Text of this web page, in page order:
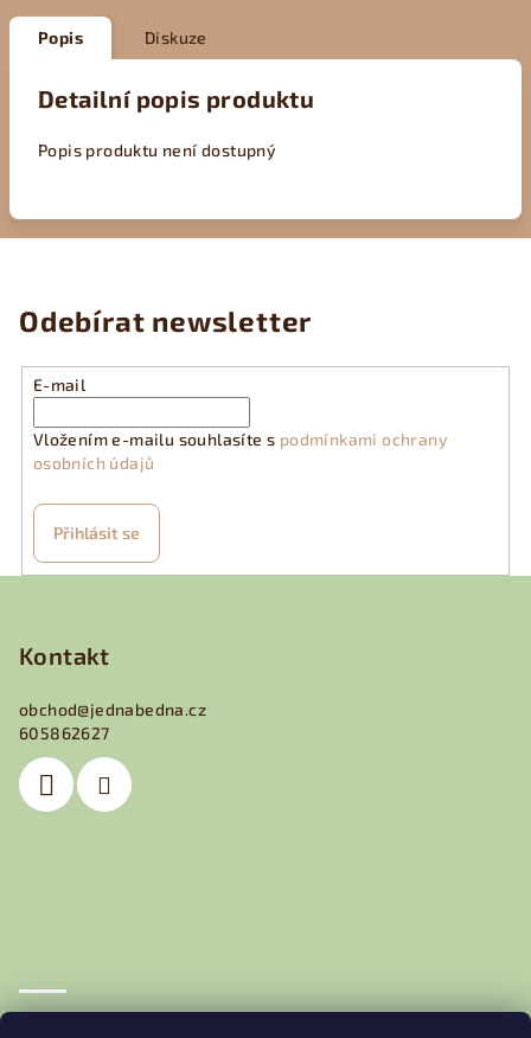
Popis Diskuze
Detailní popis produktu
Popis produktu není dostupný
Odebírat newsletter
E-mail
Vložením e-mailu souhlasíte s podmínkami ochrany
osobních údajů
Přihlásit se
Kontakt
obchod@jednabedna.cz
605862627
Obchodní podmínky